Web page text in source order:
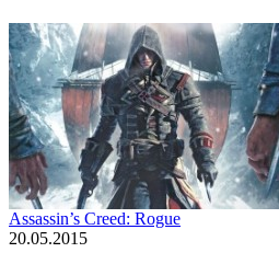
Assassin’s Creed: Rogue
20.05.2015